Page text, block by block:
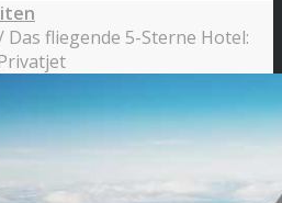
Das fliegende 5-Sterne Hotel: